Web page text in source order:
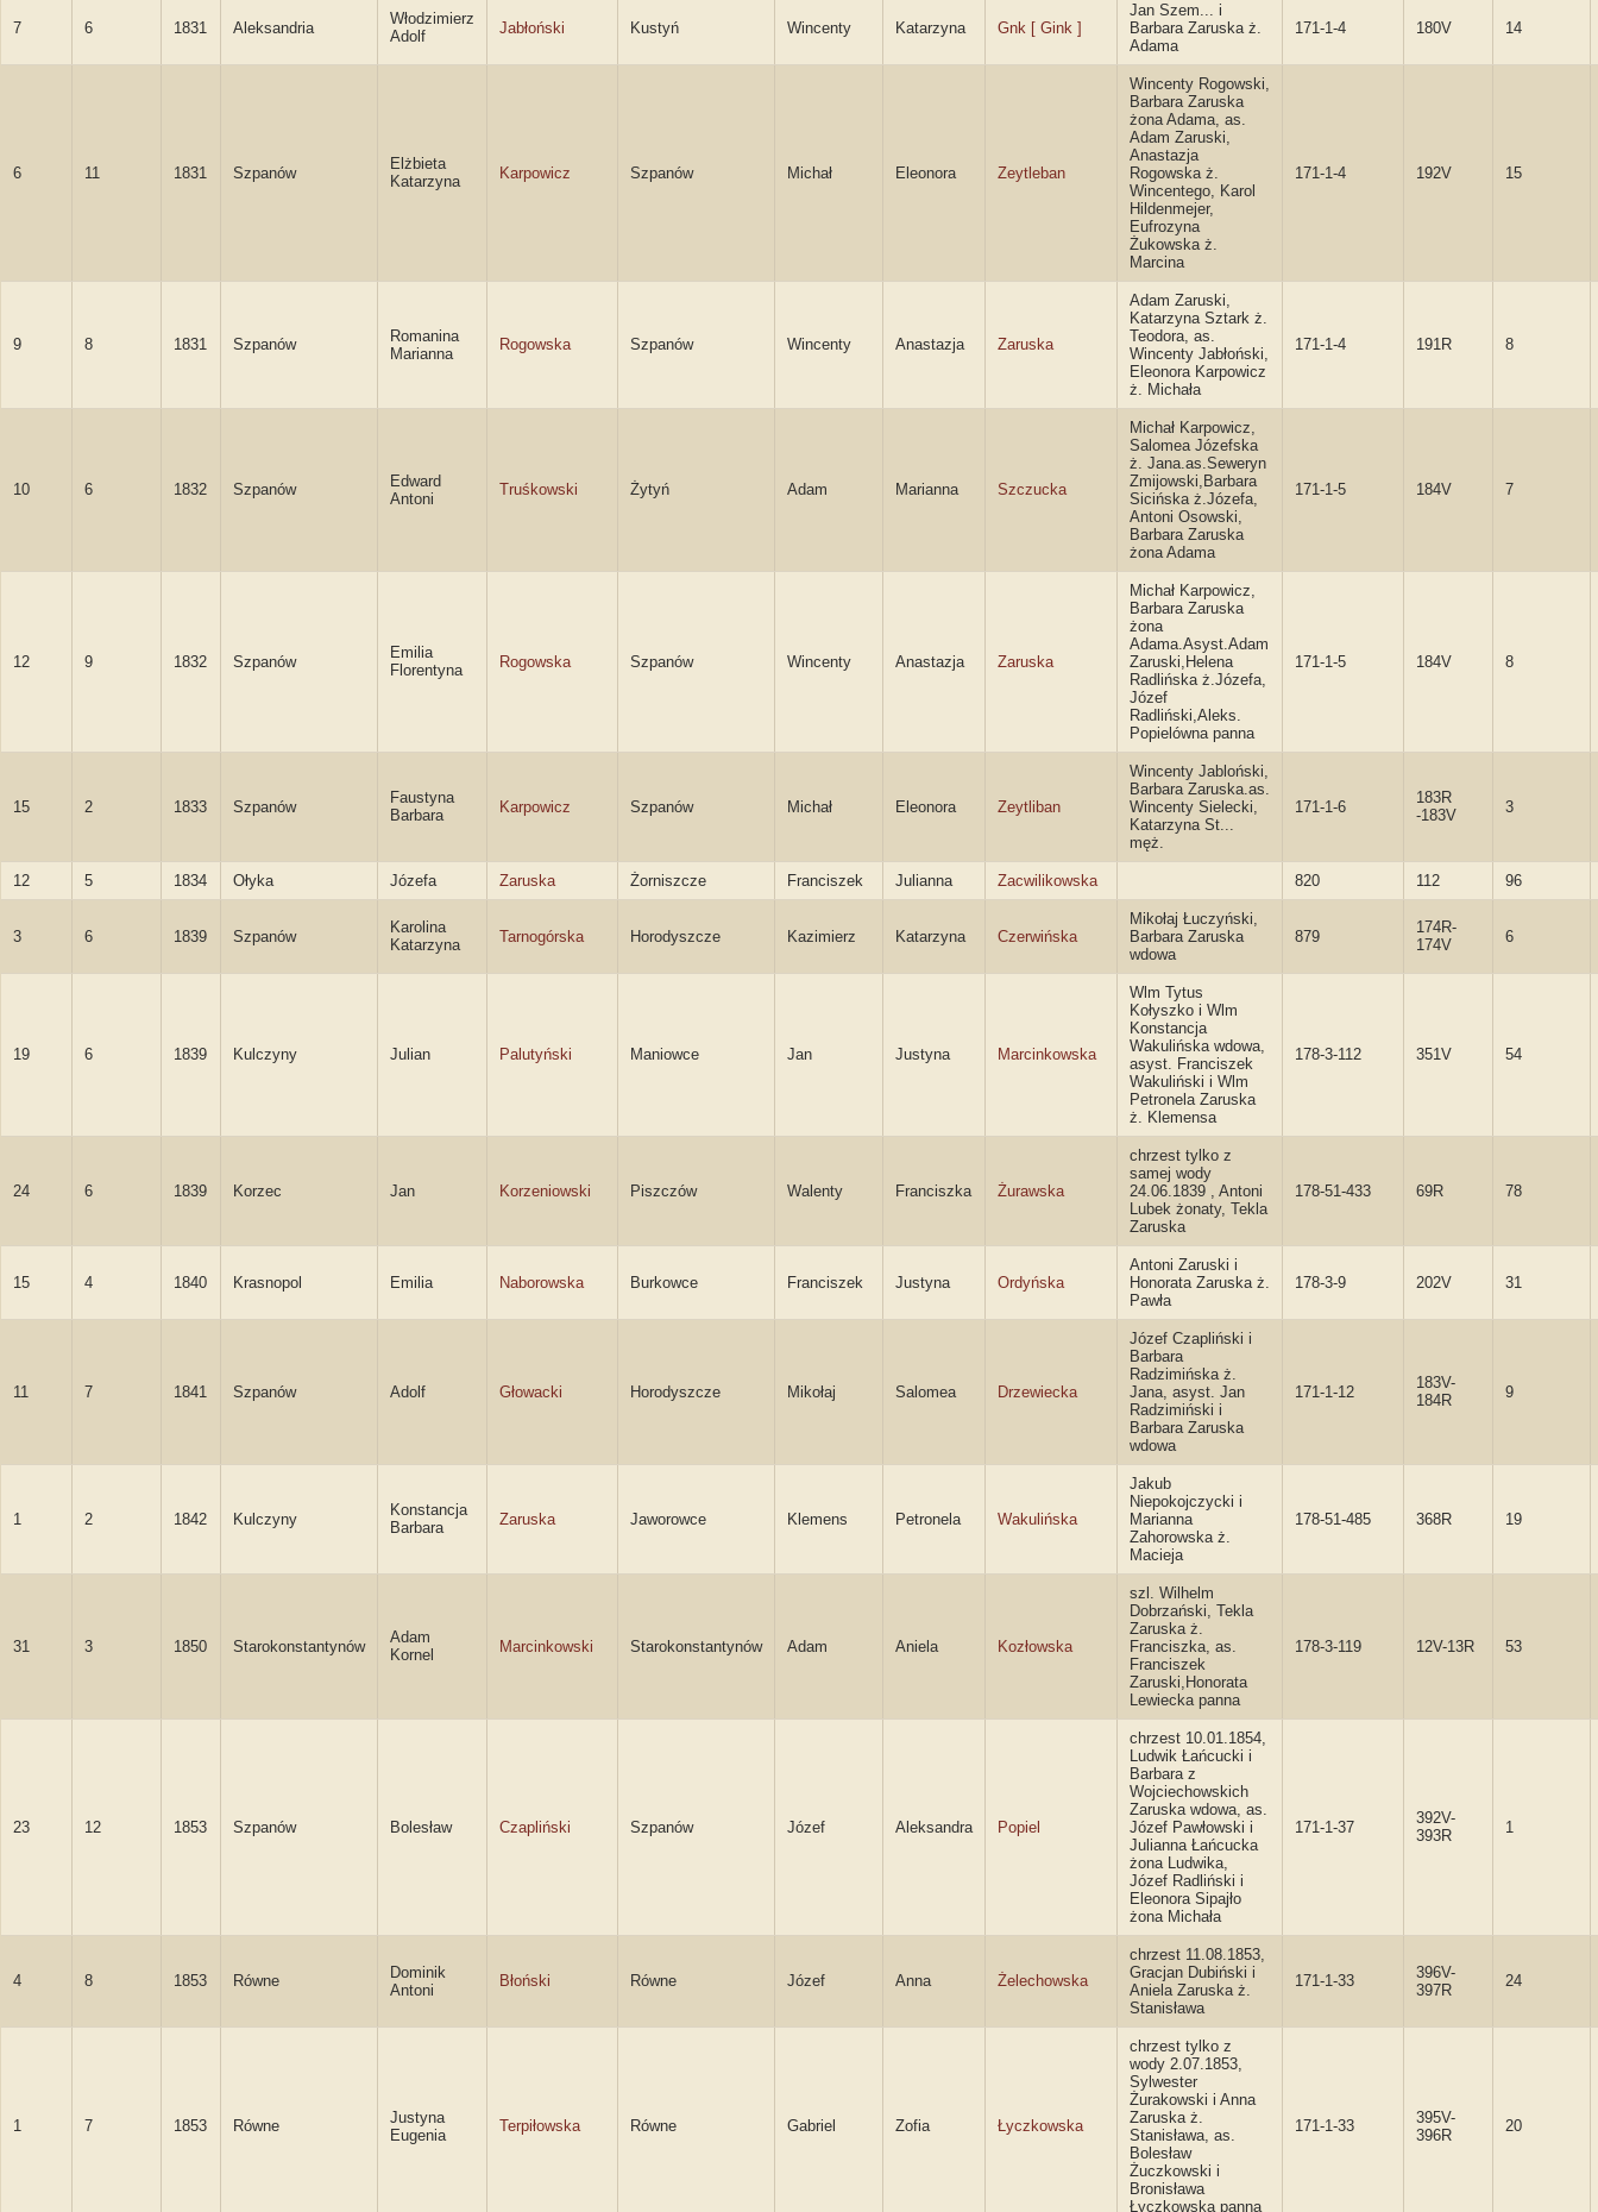
7 6 1831 Aleksandria
Włodzimierz
Adolf
Jabłoński Kustyń Wincenty Katarzyna Gnk [ Gink ]
Jan Szem... i
Barbara Zaruska ż.
Adama
171-1-4 180V 14
6 11 1831 Szpanów
Elżbieta
Katarzyna
Karpowicz Szpanów Michał Eleonora Zeytleban
Wincenty Rogowski,
Barbara Zaruska
żona Adama, as.
Adam Zaruski,
Anastazja
Rogowska ż.
Wincentego, Karol
Hildenmejer,
Eufrozyna
Żukowska ż.
Marcina
171-1-4 192V 15
9 8 1831 Szpanów
Romanina
Marianna
Rogowska Szpanów Wincenty Anastazja Zaruska
Adam Zaruski,
Katarzyna Sztark ż.
Teodora, as.
Wincenty Jabłoński,
Eleonora Karpowicz
ż. Michała
171-1-4 191R 8
10 6 1832 Szpanów
Edward
Antoni
Truśkowski Żytyń Adam Marianna Szczucka
Michał Karpowicz,
Salomea Józefska
ż. Jana.as.Seweryn
Zmijowski,Barbara
Sicińska ż.Józefa,
Antoni Osowski,
Barbara Zaruska
żona Adama
171-1-5 184V 7
12 9 1832 Szpanów
Emilia
Florentyna
Rogowska Szpanów Wincenty Anastazja Zaruska
Michał Karpowicz,
Barbara Zaruska
żona
Adama.Asyst.Adam
Zaruski,Helena
Radlińska ż.Józefa,
Józef
Radliński,Aleks.
Popielówna panna
171-1-5 184V 8
15 2 1833 Szpanów
Faustyna
Barbara
Karpowicz Szpanów Michał Eleonora Zeytliban
Wincenty Jabloński,
Barbara Zaruska.as.
Wincenty Sielecki,
Katarzyna St...
męż.
171-1-6
183R
-183V
3
12 5 1834 Ołyka Józefa Zaruska Żorniszcze Franciszek Julianna Zacwilikowska 820 112 96
3 6 1839 Szpanów
Karolina
Katarzyna
Tarnogórska Horodyszcze Kazimierz Katarzyna Czerwińska
Mikołaj Łuczyński,
Barbara Zaruska
wdowa
879
174R-
174V
6
19 6 1839 Kulczyny Julian Palutyński Maniowce Jan Justyna Marcinkowska
Wlm Tytus
Kołyszko i Wlm
Konstancja
Wakulińska wdowa,
asyst. Franciszek
Wakuliński i Wlm
Petronela Zaruska
ż. Klemensa
178-3-112 351V 54
24 6 1839 Korzec Jan Korzeniowski Piszczów Walenty Franciszka Żurawska
chrzest tylko z
samej wody
24.06.1839 , Antoni
Lubek żonaty, Tekla
Zaruska
178-51-433 69R 78
15 4 1840 Krasnopol Emilia Naborowska Burkowce Franciszek Justyna Ordyńska
Antoni Zaruski i
Honorata Zaruska ż.
Pawła
178-3-9 202V 31
11 7 1841 Szpanów Adolf Głowacki Horodyszcze Mikołaj Salomea Drzewiecka
Józef Czapliński i
Barbara
Radzimińska ż.
Jana, asyst. Jan
Radzimiński i
Barbara Zaruska
wdowa
171-1-12
183V-
184R
9
1 2 1842 Kulczyny
Konstancja
Barbara
Zaruska Jaworowce Klemens Petronela Wakulińska
Jakub
Niepokojczycki i
Marianna
Zahorowska ż.
Macieja
178-51-485 368R 19
31 3 1850 Starokonstantynów
Adam
Kornel
Marcinkowski Starokonstantynów Adam Aniela Kozłowska
szl. Wilhelm
Dobrzański, Tekla
Zaruska ż.
Franciszka, as.
Franciszek
Zaruski,Honorata
Lewiecka panna
178-3-119 12V-13R 53
23 12 1853 Szpanów Bolesław Czapliński Szpanów Józef Aleksandra Popiel
chrzest 10.01.1854,
Ludwik Łańcucki i
Barbara z
Wojciechowskich
Zaruska wdowa, as.
Józef Pawłowski i
Julianna Łańcucka
żona Ludwika,
Józef Radliński i
Eleonora Sipajło
żona Michała
171-1-37
392V-
393R
1
4 8 1853 Równe
Dominik
Antoni
Błoński Równe Józef Anna Żelechowska
chrzest 11.08.1853,
Gracjan Dubiński i
Aniela Zaruska ż.
Stanisława
171-1-33
396V-
397R
24
1 7 1853 Równe
Justyna
Eugenia
Terpiłowska Równe Gabriel Zofia Łyczkowska
chrzest tylko z
wody 2.07.1853,
Sylwester
Żurakowski i Anna
Zaruska ż.
Stanisława, as.
Bolesław
Żuczkowski i
Bronisława
Łyczkowska panna
171-1-33
395V-
396R
20